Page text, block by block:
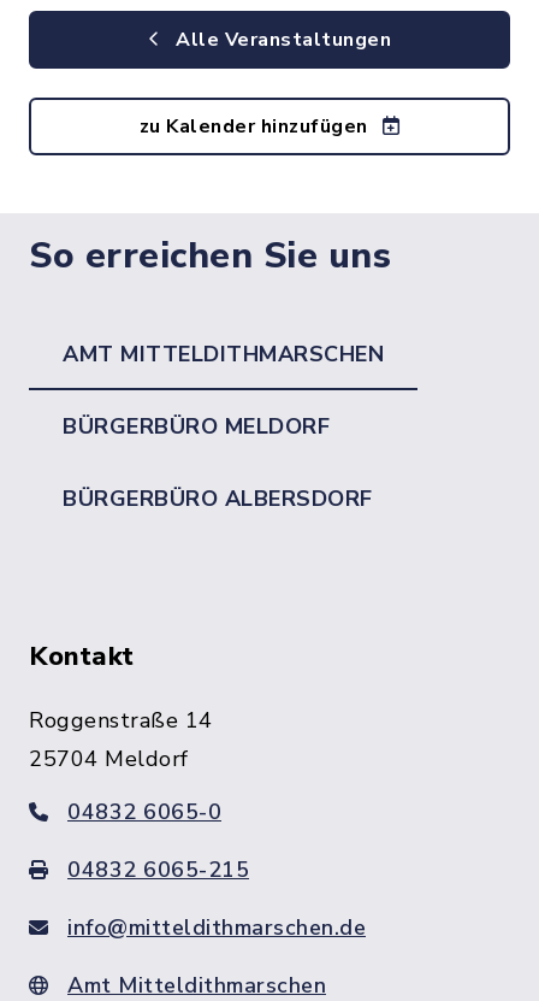
Alle Veranstaltungen
zu Kalender hinzufügen
So erreichen Sie uns
AMT MITTELDITHMARSCHEN
BÜRGERBÜRO MELDORF
BÜRGERBÜRO ALBERSDORF
Kontakt
Roggenstraße 14
25704 Meldorf
04832 6065-0
04832 6065-215
info@mitteldithmarschen.de
Amt Mitteldithmarschen